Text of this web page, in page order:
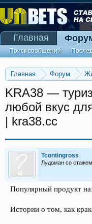
Главная Форум
KRA38 —
любой вкус
| kra38.cc
Tcontingross
Лудоман со стажем
Популярный продукт на:
Истории о том, как
Главная
Поиск сообщений